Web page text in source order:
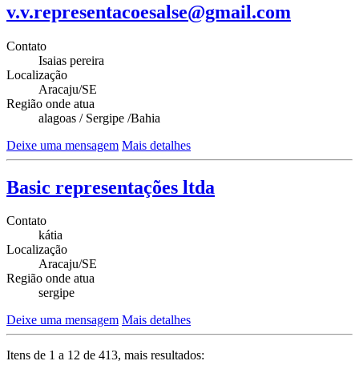
v.v.representacoesalse@gmail.com
Contato
Isaias pereira
Localização
Aracaju/SE
Região onde atua
alagoas / Sergipe /Bahia
Deixe uma mensagem Mais detalhes
Basic representações ltda
Contato
kátia
Localização
Aracaju/SE
Região onde atua
sergipe
Deixe uma mensagem Mais detalhes
Itens de 1 a 12 de 413, mais resultados: